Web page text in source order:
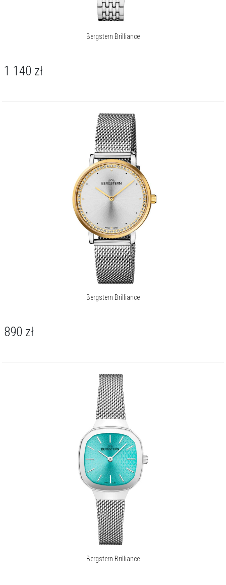
Bergstern Brilliance
1 140 zł
Bergstern Brilliance
890 zł
Bergstern Brilliance